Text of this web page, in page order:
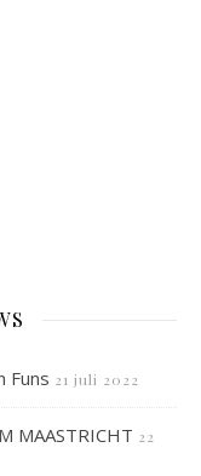
Funs 21 juli 2022
MAASTRICHT 22